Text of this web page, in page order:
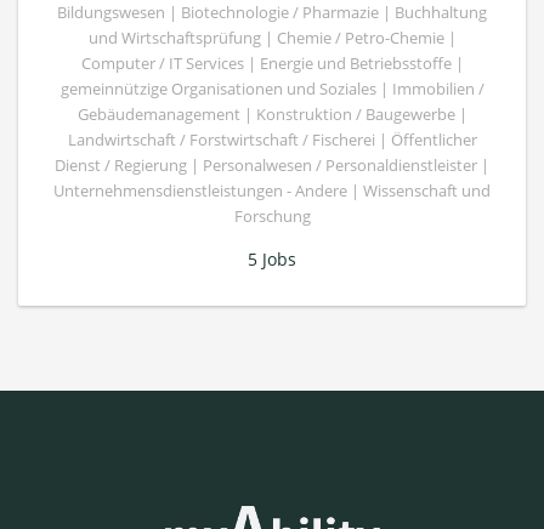
Bildungswesen | Biotechnologie / Pharmazie | Buchhaltung
und Wirtschaftsprüfung | Chemie / Petro-Chemie |
Computer / IT Services | Energie und Betriebsstoffe |
gemeinnützige Organisationen und Soziales | Immobilien /
Gebäudemanagement | Konstruktion / Baugewerbe |
Landwirtschaft / Forstwirtschaft / Fischerei | Öffentlicher
Dienst / Regierung | Personalwesen / Personaldienstleister |
Unternehmensdienstleistungen - Andere | Wissenschaft und
Forschung
5 Jobs